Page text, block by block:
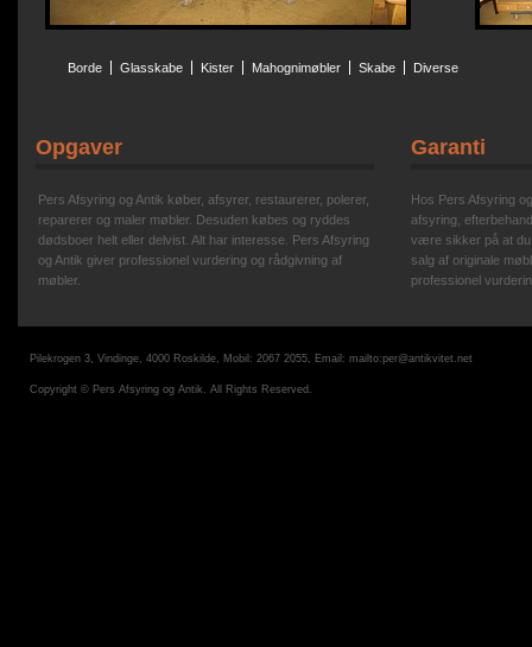
Borde Glasskabe Kister Mahognimøbler Skabe Diverse
Opgaver
Pers Afsyring og Antik køber, afsyrer, restaurerer, polerer,
reparerer og maler møbler. Desuden købes og ryddes
dødsboer helt eller delvist. Alt har interesse. Pers Afsyring
og Antik giver professionel vurdering og rådgivning af
møbler.
Garanti
Hos Pers Afsyring
afsyring,
være sikker på at
salg af originale
professionel
Pilekrogen 3, Vindinge, 4000 Roskilde, Mobil: 2067 2055, Email: mailto:per@antikvitet.net
Copyright © Pers Afsyring og Antik. All Rights Reserved.